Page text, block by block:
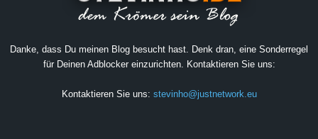
Danke, dass Du meinen Blog besucht hast. Denk dran, eine Sonderregel
für Deinen Adblocker einzurichten. Kontaktieren Sie uns:
Kontaktieren Sie uns: stevinho@justnetwork.eu